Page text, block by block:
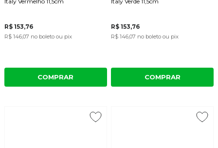
R$ 153,76
R$ 146,07 no boleto ou pix
COMPRAR
R$ 153,76
R$ 146,07 no boleto ou pix
COMPRAR